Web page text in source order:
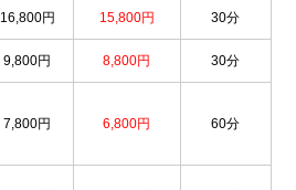
16,800円 15,800円 30分
9,800円 8,800円 30分
7,800円 6,800円 60分